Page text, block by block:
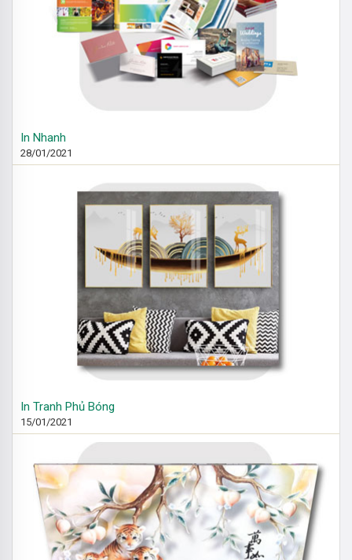
In Nhanh
28/01/2021
In Tranh Phủ Bóng
15/01/2021